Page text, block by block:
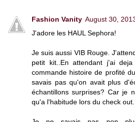
Fashion Vanity August 30,
J'adore les HAUL Sephora!
Je suis aussi VIB Rouge.
petit kit..En attendant j'ai
commande histoire de profité
savais pas qu'on avait plus
échantillons surprises? Car je
qu'a l'habitude lors du check out.